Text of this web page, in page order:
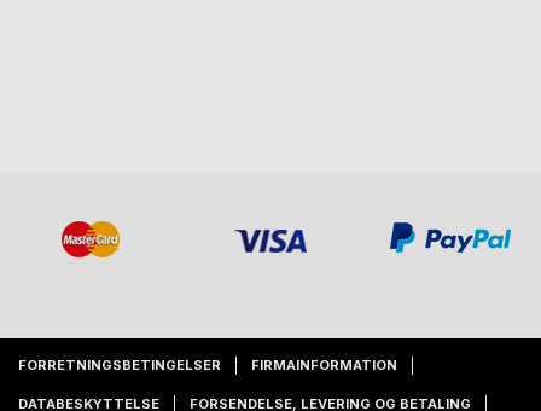
FORRETNINGSBETINGELSER FIRMAINFORMATION
DATABESKYTTELSE FORSENDELSE, LEVERING OG BETALING